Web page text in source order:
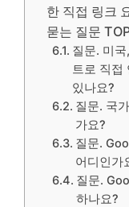
한 직접 링크
묻는 질문
질문. 미
트로 직접
있나요?
질문. 국
가요?
질문.
어디인가
질문.
하나요?